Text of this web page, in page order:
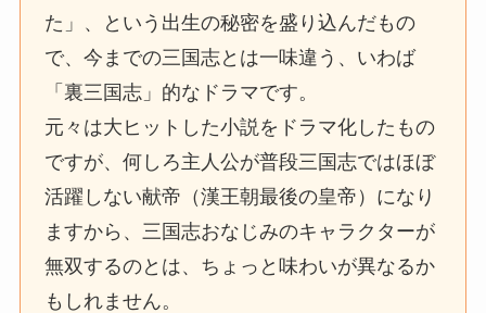
た」、という出生の秘密を盛り込んだもの
で、今までの三国志とは一味違う、いわば
「裏三国志」的なドラマです。
元々は大ヒットした小説をドラマ化したもの
ですが、何しろ主人公が普段三国志ではほぼ
活躍しない献帝（漢王朝最後の皇帝）になり
ますから、三国志おなじみのキャラクターが
無双するのとは、ちょっと味わいが異なるか
もしれません。